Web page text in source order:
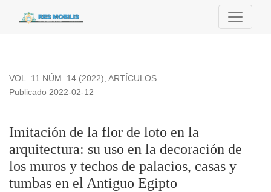
Imitación de la flor de loto en la arquitectura: su uso en la
VOL. 11 NÚM. 14 (2022), ARTÍCULOS
Imitación de la flor de loto en la
arquitectura: su uso en la decoración de
los muros y techos de palacios, casas y
tumbas en el Antiguo Egipto
Publicado 2022-02-12